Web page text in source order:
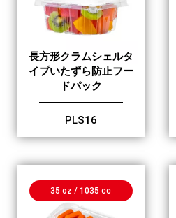
長方形クラムシェルタ
イプいたずら防止フー
ドパック
PLS16
35 oz / 1035 cc